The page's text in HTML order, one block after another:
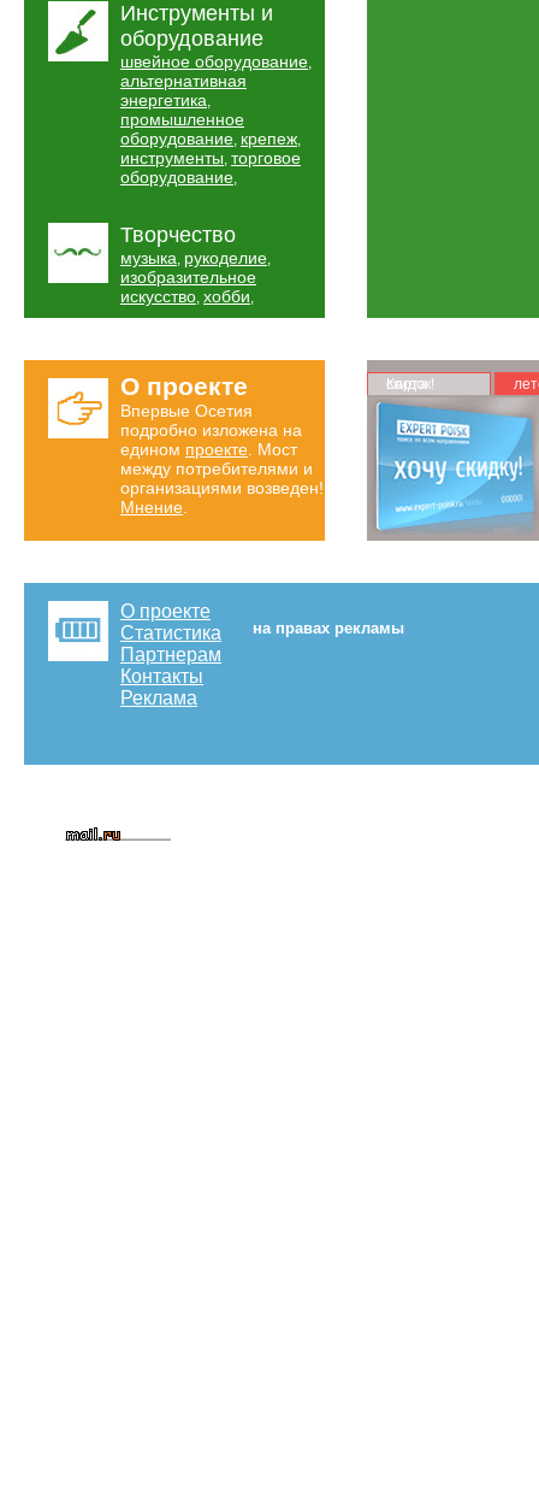
Инструменты и
оборудование
швейное оборудование,
альтернативная
энергетика,
промышленное
оборудование, крепеж,
инструменты, торговое
оборудование,
Творчество
музыка, рукоделие,
изобразительное
искусство, хобби,
О проекте
Впервые Осетия
подробно изложена на
едином проекте . Мост
между потребителями и
организациями возведен!
Мнение
Карта скидок!
О проекте
Статистика
Партнерам
Контакты
Реклама
на правах рекламы